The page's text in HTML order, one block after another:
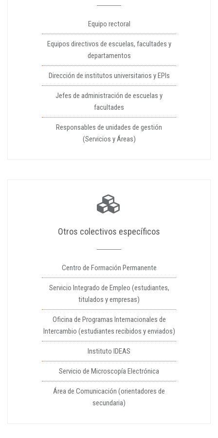
Equipo rectoral
Equipos directivos de escuelas, facultades y
departamentos
Dirección de institutos universitarios y EPIs
Jefes de administración de escuelas y
facultades
Responsables de unidades de gestión
(Servicios y Áreas)
Otros colectivos específicos
Centro de Formación Permanente
Servicio Integrado de Empleo (estudiantes,
titulados y empresas)
Oficina de Programas Internacionales de
Intercambio (estudiantes recibidos y enviados)
Instituto IDEAS
Servicio de Microscopía Electrónica
Área de Comunicación (orientadores de
secundaria)